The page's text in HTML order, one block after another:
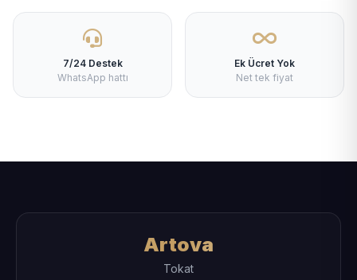
7/24 Destek
WhatsApp hattı
Ek Ücret Yok
Net tek fiyat
Artova
Tokat